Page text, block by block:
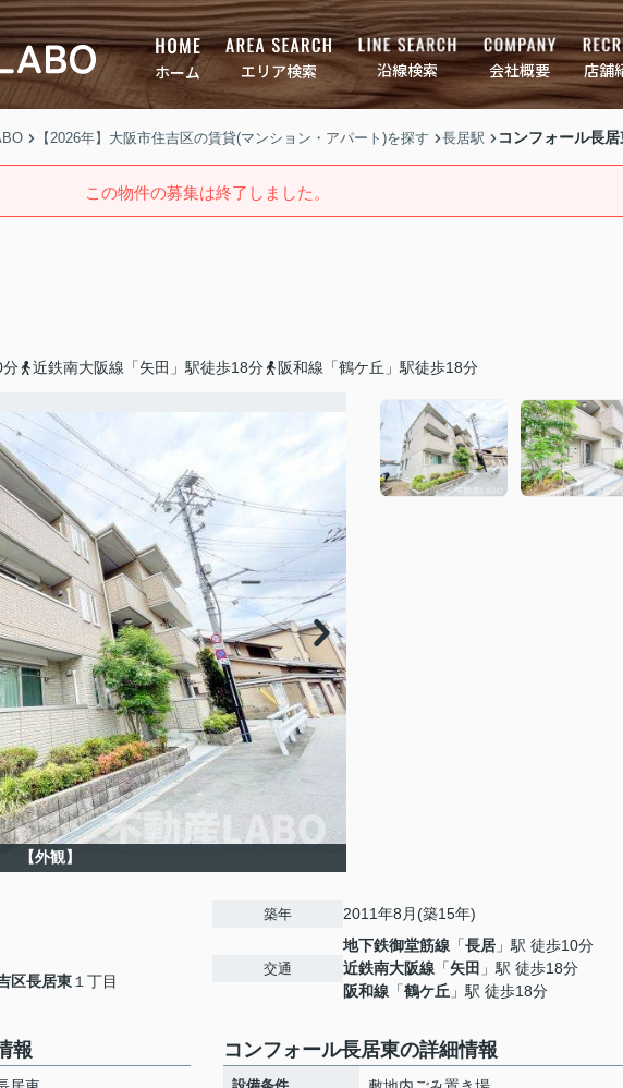
ホーム エリア検索 沿線検索 会社概要 店舗
【2026年】大阪市住吉区の賃貸(マンション・アパート)を探す 長居駅 コンフォール長居
この物件の募集は終了しました。
分
近鉄南大阪線「矢田」駅徒歩18分 阪和線「鶴ケ丘」駅徒歩18分
【外観】
区長居東 １丁目
築年 2011年8月(築15年)
交通
地下鉄御堂筋線 「長居 」駅 徒歩10分
近鉄南大阪線 「矢田 」駅 徒歩18分
阪和線 「鶴ケ丘 」駅 徒歩18分
報 コンフォール長居東の詳細情報